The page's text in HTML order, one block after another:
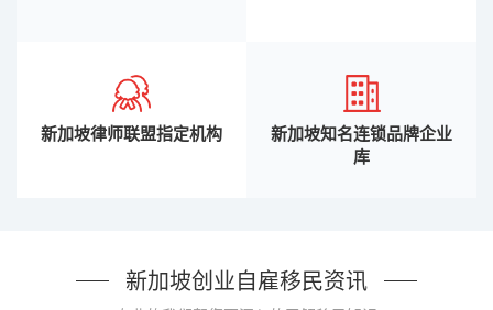
新加坡律师联盟指定机构
新加坡知名连锁品牌企业
库
新加坡创业自雇移民资讯